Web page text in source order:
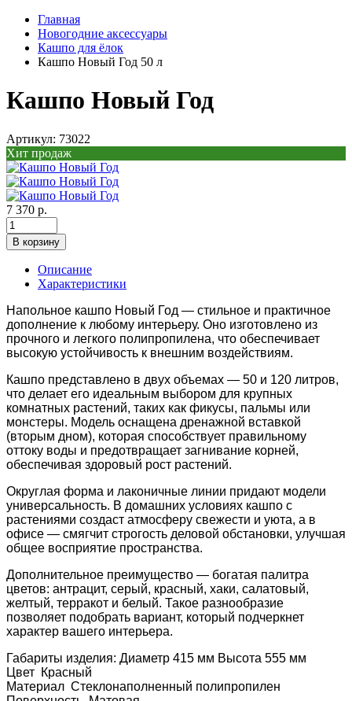
Главная
Новогодние аксессуары
Кашпо для ёлок
Кашпо Новый Год 50 л
Кашпо Новый Год
Артикул: 73022
Хит продаж
7 370 р.
В корзину
Описание
Характеристики
Напольное кашпо Новый Год — стильное и практичное
дополнение к любому интерьеру. Оно изготовлено из
прочного и легкого полипропилена, что обеспечивает
высокую устойчивость к внешним воздействиям.
Кашпо представлено в двух объемах — 50 и 120 литров,
что делает его идеальным выбором для крупных
комнатных растений, таких как фикусы, пальмы или
монстеры. Модель оснащена дренажной вставкой
(вторым дном), которая способствует правильному
оттоку воды и предотвращает загнивание корней,
обеспечивая здоровый рост растений.
Округлая форма и лаконичные линии придают модели
универсальность. В домашних условиях кашпо с
растениями создаст атмосферу свежести и уюта, а в
офисе — смягчит строгость деловой обстановки, улучшая
общее восприятие пространства.
Дополнительное преимущество — богатая палитра
цветов: антрацит, серый, красный, хаки, салатовый,
желтый, терракот и белый. Такое разнообразие
позволяет подобрать вариант, который подчеркнет
характер вашего интерьера.
Габариты изделия: Диаметр 415 мм Высота 555 мм
Цвет Красный
Материал Стеклонаполненный полипропилен